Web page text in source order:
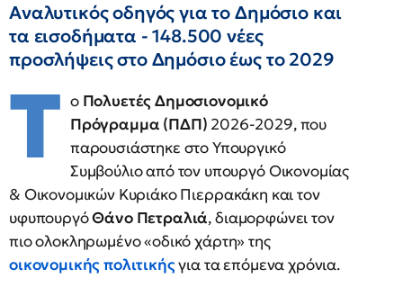
Αναλυτικός οδηγός για το Δημόσιο και
τα εισοδήματα - 148.500 νέες
προσλήψεις στο Δημόσιο έως το 2029
Τ ο Πολυετές Δημοσιονομικό
Πρόγραμμα (ΠΔΠ) 2026-2029, που
παρουσιάστηκε στο Υπουργικό
Συμβούλιο από τον υπουργό Οικονομίας
& Οικονομικών Κυριάκο Πιερρακάκη και τον
υφυπουργόΘάνο Πετραλιά, διαμορφώνει τον
πιο ολοκληρωμένο «οδικό χάρτη» της
οικονομικής πολιτικήςγια τα επόμενα χρόνια.